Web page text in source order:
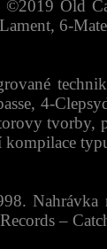
©2019 Old
6-
4-
tvorby,
kompilace
–